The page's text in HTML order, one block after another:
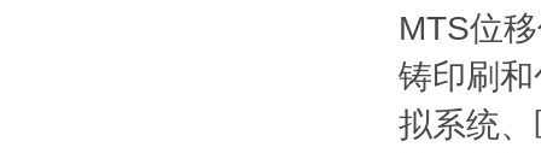
MTS位
铸印刷
拟系统